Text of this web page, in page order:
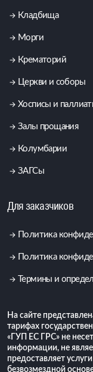
Кладбища
Морги
Крематорий
Церкви и соборы
Хосписы и
Залы прощания
Колумбарии
ЗАГСы
Для заказчиков
Политика
Политика
Термины и
На сайте
тарифах
«ГУП ЕС ГРС» не
информации, не
предоставляет
безвозмездной